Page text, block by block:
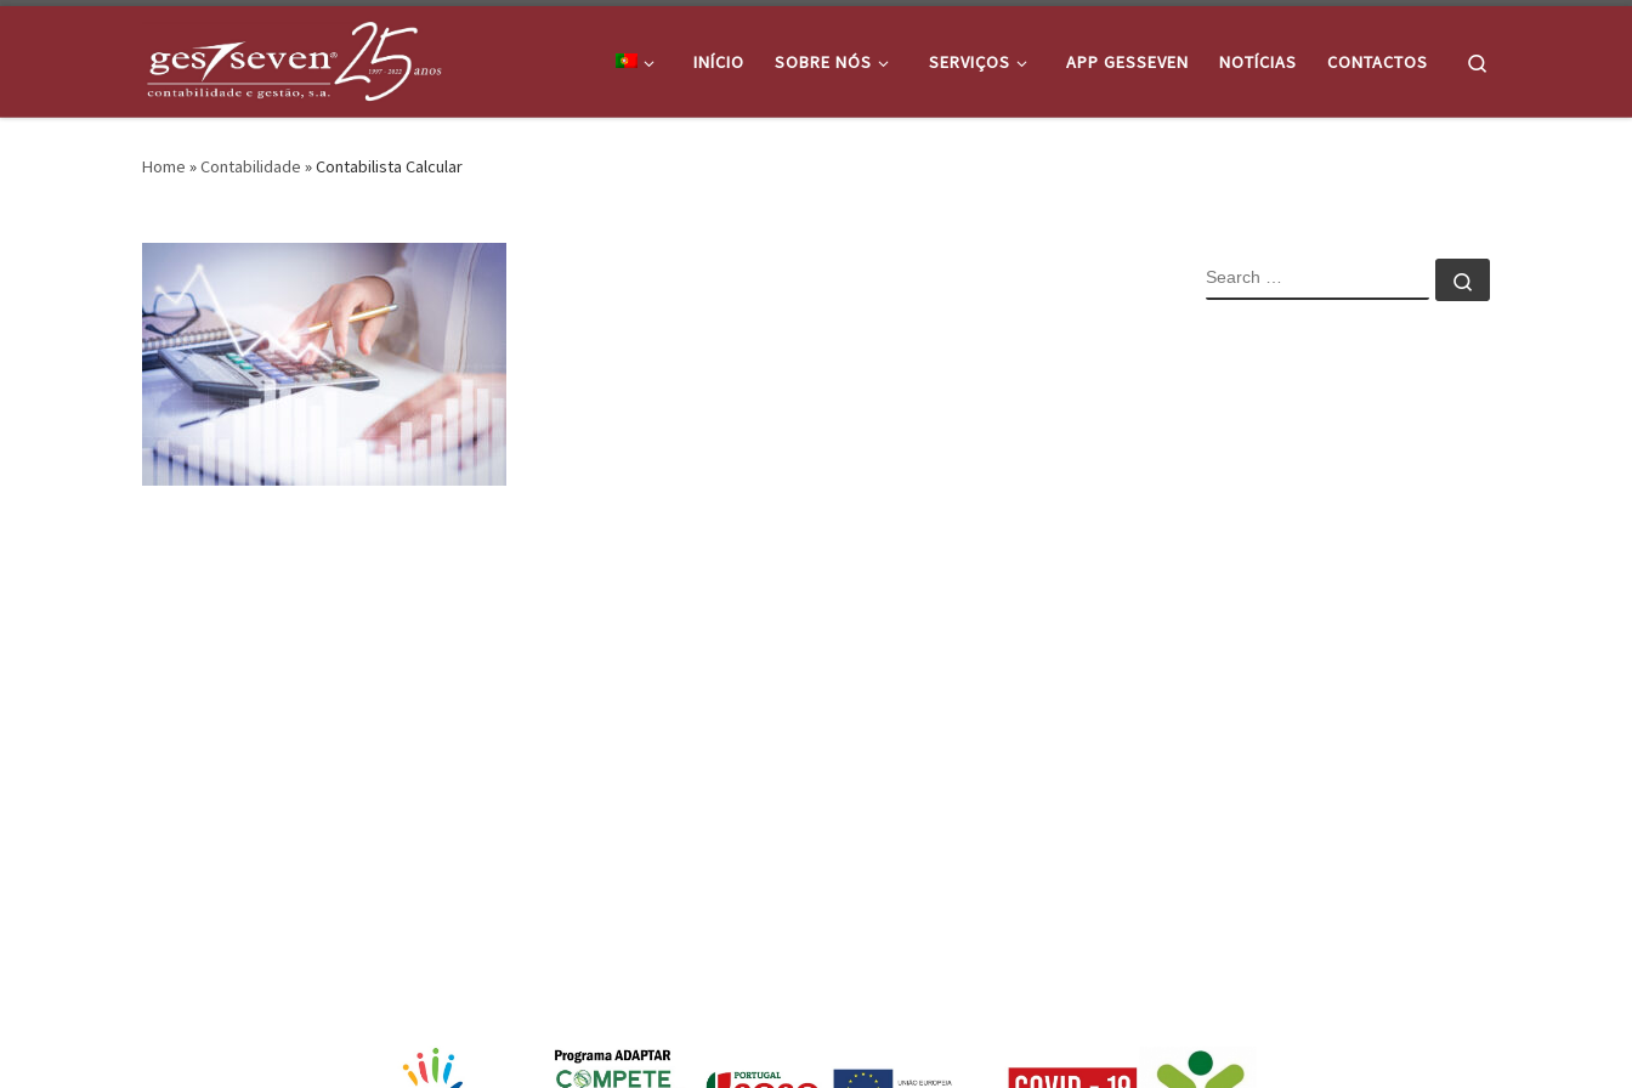
INÍCIO SOBRE NÓS SERVIÇOS APP GESSEVEN NOTÍCIAS CONTACTOS
Home »Contabilidade »Contabilista Calcular
SEARCH